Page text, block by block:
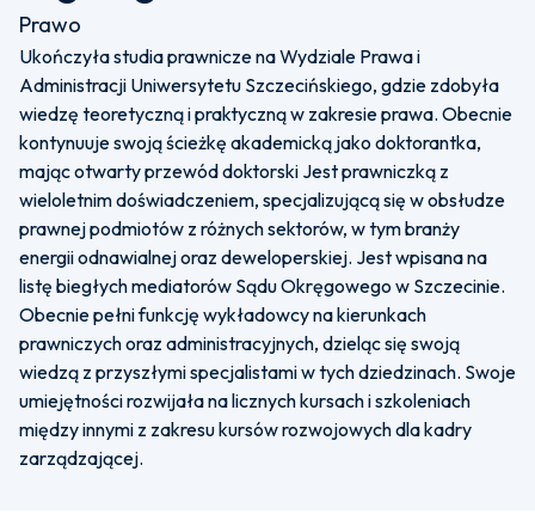
Prawo
Ukończyła studia prawnicze na Wydziale Prawa i
Administracji Uniwersytetu Szczecińskiego, gdzie zdobyła
wiedzę teoretyczną i praktyczną w zakresie prawa. Obecnie
kontynuuje swoją ścieżkę akademicką jako doktorantka,
mając otwarty przewód doktorski Jest prawniczką z
wieloletnim doświadczeniem, specjalizującą się w obsłudze
prawnej podmiotów z różnych sektorów, w tym branży
energii odnawialnej oraz deweloperskiej. Jest wpisana na
listę biegłych mediatorów Sądu Okręgowego w Szczecinie.
Obecnie pełni funkcję wykładowcy na kierunkach
prawniczych oraz administracyjnych, dzieląc się swoją
wiedzą z przyszłymi specjalistami w tych dziedzinach. Swoje
umiejętności rozwijała na licznych kursach i szkoleniach
między innymi z zakresu kursów rozwojowych dla kadry
zarządzającej.